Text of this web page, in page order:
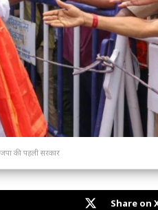
की पहली सरकार
Share on